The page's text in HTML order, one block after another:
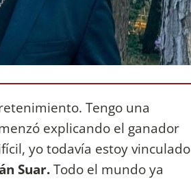
Tengo una
explicando el ganador
yo todavía estoy vinculado
Suar.Todo el mundo ya